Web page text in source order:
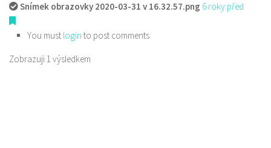
Snímek obrazovky 2020-03-31 v 16.32.57.png 6 roky před
You must login to post comments
Zobrazuji 1 výsledkem